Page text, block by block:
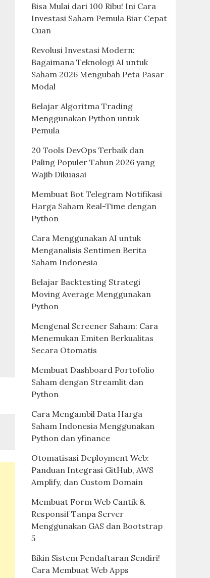
Bisa Mulai dari 100 Ribu! Ini Cara
Investasi Saham Pemula Biar Cepat
Cuan
Revolusi Investasi Modern:
Bagaimana Teknologi AI untuk
Saham 2026 Mengubah Peta Pasar
Modal
Belajar Algoritma Trading
Menggunakan Python untuk
Pemula
20 Tools DevOps Terbaik dan
Paling Populer Tahun 2026 yang
Wajib Dikuasai
Membuat Bot Telegram Notifikasi
Harga Saham Real-Time dengan
Python
Cara Menggunakan AI untuk
Menganalisis Sentimen Berita
Saham Indonesia
Belajar Backtesting Strategi
Moving Average Menggunakan
Python
Mengenal Screener Saham: Cara
Menemukan Emiten Berkualitas
Secara Otomatis
Membuat Dashboard Portofolio
Saham dengan Streamlit dan
Python
Cara Mengambil Data Harga
Saham Indonesia Menggunakan
Python dan yfinance
Otomatisasi Deployment Web:
Panduan Integrasi GitHub, AWS
Amplify, dan Custom Domain
Membuat Form Web Cantik &
Responsif Tanpa Server
Menggunakan GAS dan Bootstrap
5
Bikin Sistem Pendaftaran Sendiri!
Cara Membuat Web Apps